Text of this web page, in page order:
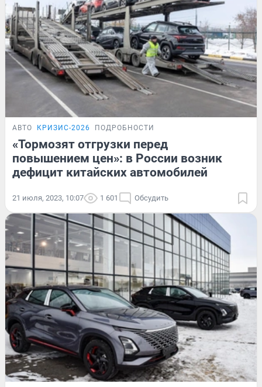
АВТО КРИЗИС-2026 ПОДРОБНОСТИ
«Тормозят отгрузки перед
повышением цен»: в России возник
дефицит китайских автомобилей
21 июля, 2023, 10:07 1 601 Обсудить